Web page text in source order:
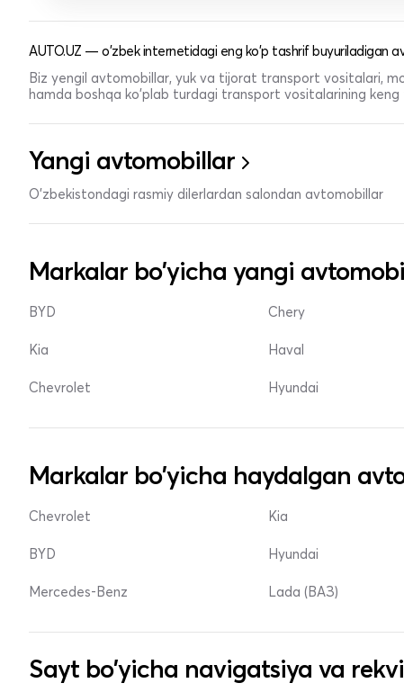
AUTO.UZ — o'zbek internetidagi eng ko'p tashrif buyuriladigan
Biz yengil avtomobillar, yuk va tijorat transport vositalari,
hamda boshqa ko'plab turdagi transport vositalarining
Yangi avtomobillar
O'zbekistondagi rasmiy dilerlardan salondan avtomobillar
Markalar bo'yicha yangi
BYD
Kia
Chevrolet
Chery
Haval
Hyundai
Markalar bo'yicha haydalgan
Chevrolet
BYD
Mercedes-Benz
Kia
Hyundai
Lada (ВАЗ)
Sayt bo'yicha navigatsiya va